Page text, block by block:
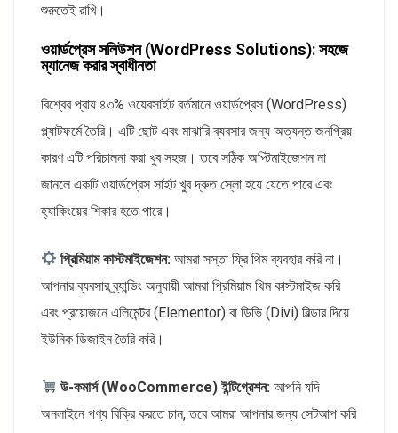
শুরুতেই রাখি।
ওয়ার্ডপ্রেস সলিউশন (WordPress Solutions): সহজে
ম্যানেজ করার স্বাধীনতা
বিশ্বের প্রায় ৪৩% ওয়েবসাইট বর্তমানে ওয়ার্ডপ্রেস (WordPress)
প্ল্যাটফর্মে তৈরি। এটি ছোট এবং মাঝারি ব্যবসার জন্য অত্যন্ত জনপ্রিয়
কারণ এটি পরিচালনা করা খুব সহজ। তবে সঠিক অপ্টিমাইজেশন না
জানলে একটি ওয়ার্ডপ্রেস সাইট খুব দ্রুত স্লো হয়ে যেতে পারে এবং
হ্যাকিংয়ের শিকার হতে পারে।
প্রিমিয়াম কাস্টমাইজেশন: আমরা সস্তা ফ্রি থিম ব্যবহার করি না।
আপনার ব্যবসার ব্র্যান্ডিং অনুযায়ী আমরা প্রিমিয়াম থিম কাস্টমাইজ করি
এবং প্রয়োজনে এলিমেন্টর (Elementor) বা ডিভি (Divi) বিল্ডার দিয়ে
ইউনিক ডিজাইন তৈরি করি।
উ-কমার্স (WooCommerce) ইন্টিগ্রেশন: আপনি যদি
অনলাইনে পণ্য বিক্রি করতে চান, তবে আমরা আপনার জন্য সেটআপ করি